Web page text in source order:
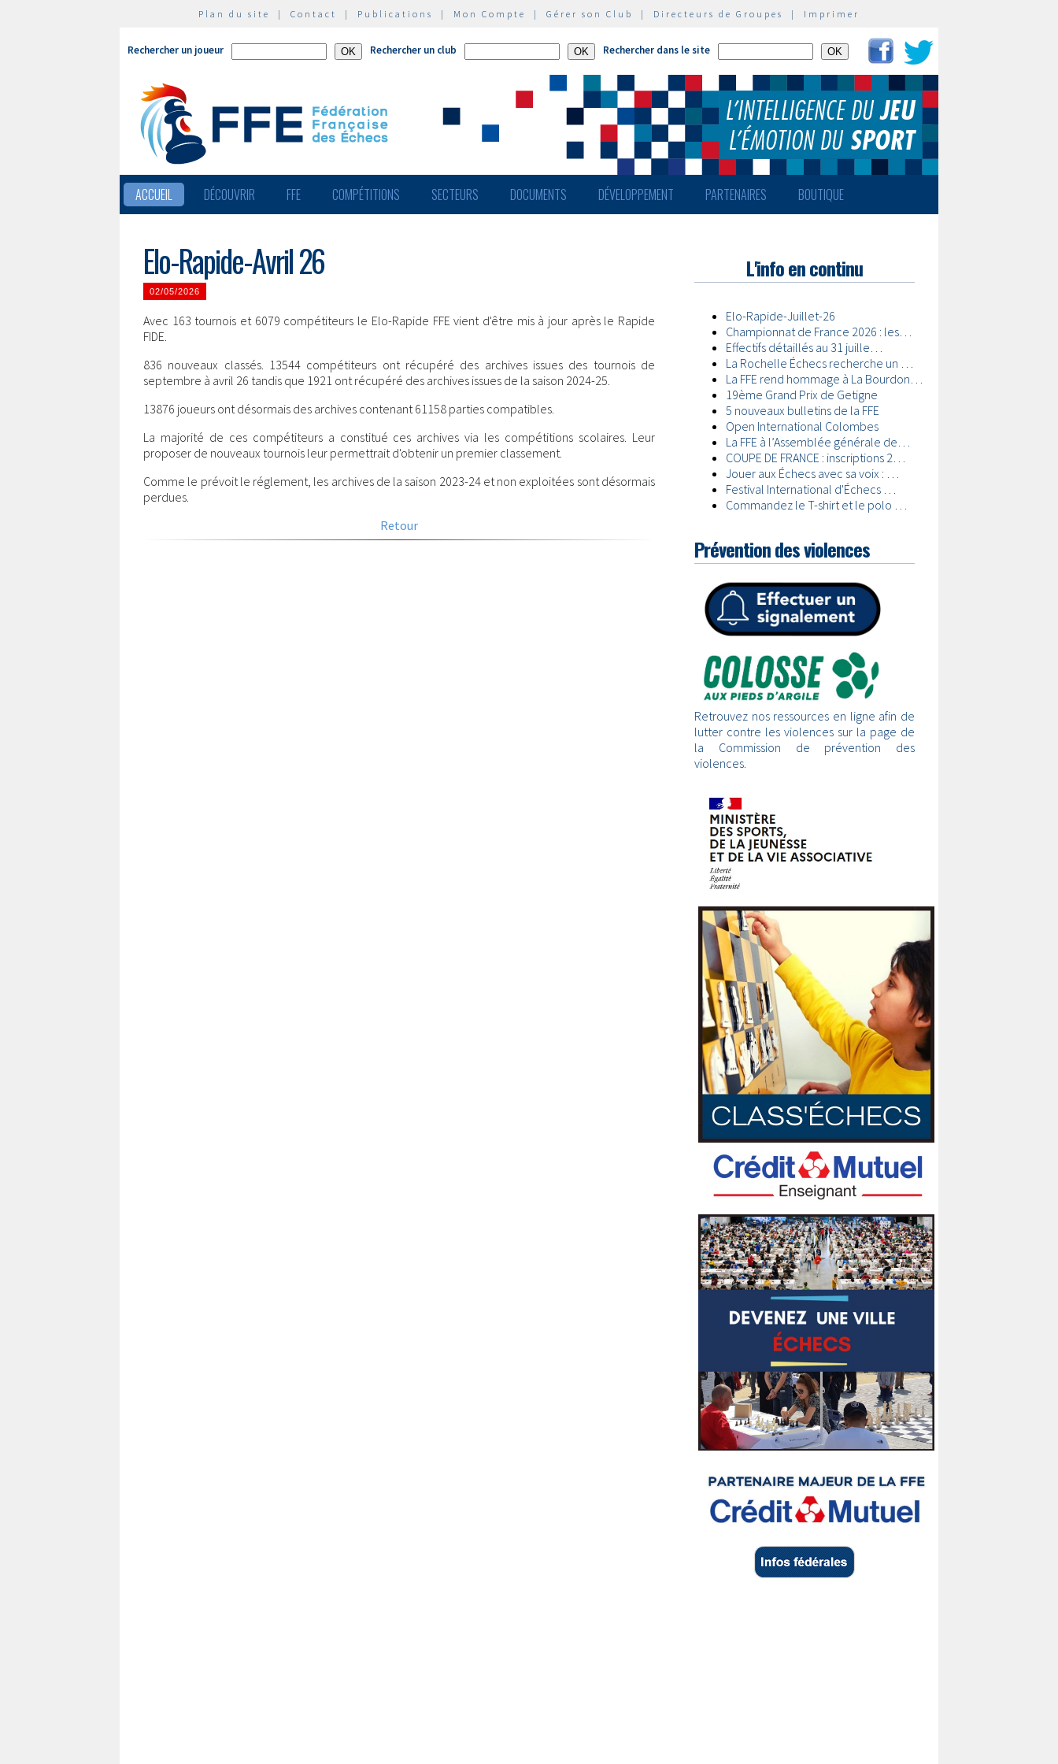
Plan du site | Contact | Publications | Mon Compte | Gérer son Club | Directeurs de Groupes | Imprimer
Rechercher un joueur Rechercher un club Rechercher dans le site
ACCUEIL DÉCOUVRIR FFE COMPÉTITIONS SECTEURS DOCUMENTS DÉVELOPPEMENT PARTENAIRES BOUTIQUE
Elo-Rapide-Avril 26
02/05/2026
Avec 163 tournois et 6079 compétiteurs le Elo-Rapide FFE vient d'être mis à jour après le Rapide
FIDE.
836 nouveaux classés. 13544 compétiteurs ont récupéré des archives issues des tournois de
septembre à avril 26 tandis que 1921 ont récupéré des archives issues de la saison 2024-25.
13876 joueurs ont désormais des archives contenant 61158 parties compatibles.
La majorité de ces compétiteurs a constitué ces archives via les compétitions scolaires. Leur
proposer de nouveaux tournois leur permettrait d'obtenir un premier classement.
Comme le prévoit le réglement, les archives de la saison 2023-24 et non exploitées sont désormais
perdues.
Retour
L'info en continu
Prévention des violences
Retrouvez nos ressources en ligne afin de
lutter contre les violences sur la page de
la Commission de prévention des
violences.